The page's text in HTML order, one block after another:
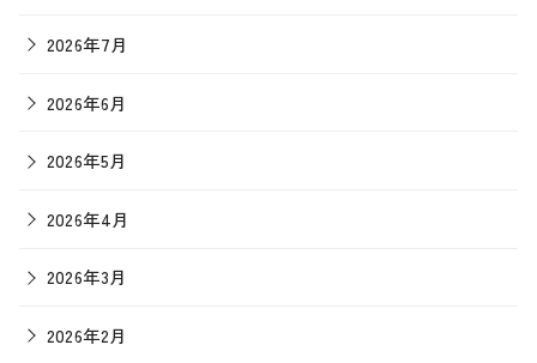
2026年7月
2026年6月
2026年5月
2026年4月
2026年3月
2026年2月